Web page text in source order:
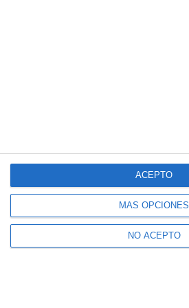
MÁS OPCIONES
NO ACEPTO
ACEPTO